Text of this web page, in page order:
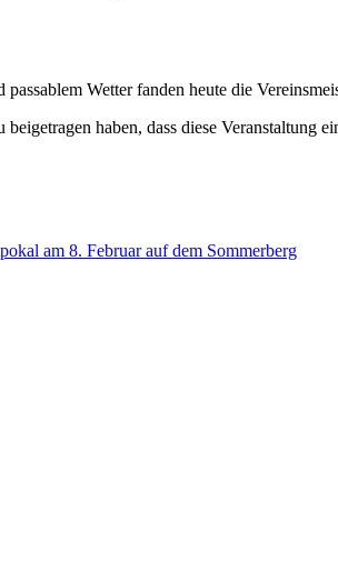
Wetter fanden heute die
haben, dass diese Veranstaltung
am 8. Februar auf dem Sommerberg